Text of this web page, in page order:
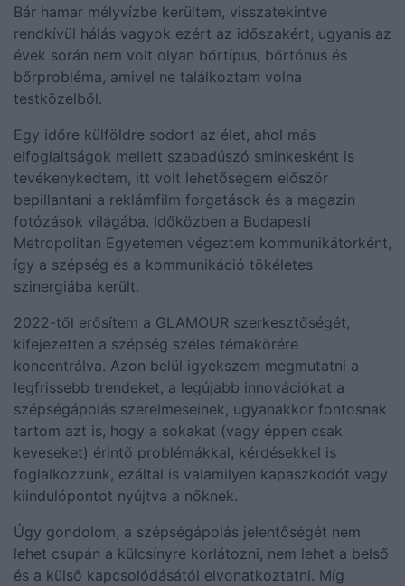
Bár hamar mélyvízbe kerültem, visszatekintve
rendkívül hálás vagyok ezért az időszakért, ugyanis az
évek során nem volt olyan bőrtípus, bőrtónus és
bőrprobléma, amivel ne találkoztam volna
testközelből.
Egy időre külföldre sodort az élet, ahol más
elfoglaltságok mellett szabadúszó sminkesként is
tevékenykedtem, itt volt lehetőségem először
bepillantani a reklámfilm forgatások és a magazin
fotózások világába. Időközben a Budapesti
Metropolitan Egyetemen végeztem kommunikátorként,
így a szépség és a kommunikáció tökéletes
szinergiába került.
2022-től erősítem a GLAMOUR szerkesztőségét,
kifejezetten a szépség széles témakörére
koncentrálva. Azon belül igyekszem megmutatni a
legfrissebb trendeket, a legújabb innovációkat a
szépségápolás szerelmeseinek, ugyanakkor fontosnak
tartom azt is, hogy a sokakat (vagy éppen csak
keveseket) érintő problémákkal, kérdésekkel is
foglalkozzunk, ezáltal is valamilyen kapaszkodót vagy
kiindulópontot nyújtva a nőknek.
Úgy gondolom, a szépségápolás jelentőségét nem
lehet csupán a külcsínyre korlátozni, nem lehet a belső
és a külső kapcsolódásától elvonatkoztatni. Míg